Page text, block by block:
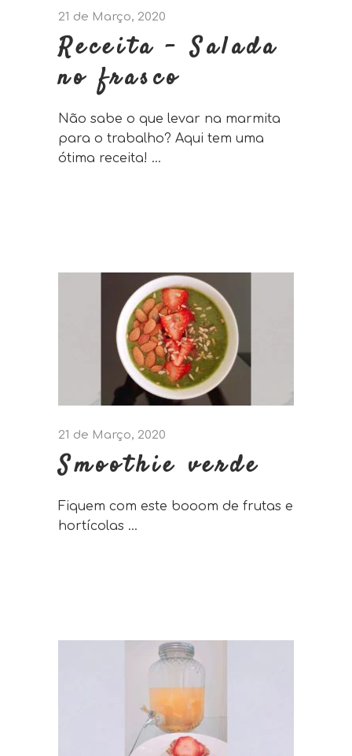
21 de Março, 2020
Receita – Salada
no frasco
Não sabe o que levar na marmita
para o trabalho? Aqui tem uma
ótima receita!
21 de Março, 2020
Smoothie verde
Fiquem com este booom de frutas e
hortícolas